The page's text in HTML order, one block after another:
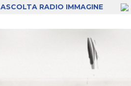
ASCOLTA RADIO IMMAGINE